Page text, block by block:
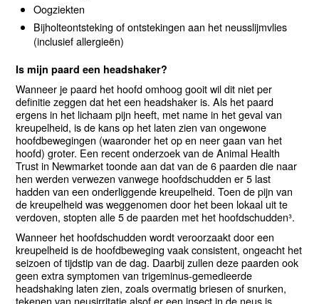
Oogziekten
Bijholteontsteking of ontstekingen aan het neusslijmvlies
(inclusief allergieën)
Is mijn paard een headshaker?
Wanneer je paard het hoofd omhoog gooit wil dit niet per
definitie zeggen dat het een headshaker is. Als het paard
ergens in het lichaam pijn heeft, met name in het geval van
kreupelheid, is de kans op het laten zien van ongewone
hoofdbewegingen (waaronder het op en neer gaan van het
hoofd) groter. Een recent onderzoek van de Animal Health
Trust in Newmarket toonde aan dat van de 6 paarden die naar
hen werden verwezen vanwege hoofdschudden er 5 last
hadden van een onderliggende kreupelheid. Toen de pijn van
de kreupelheid was weggenomen door het been lokaal uit te
verdoven, stopten alle 5 de paarden met het hoofdschudden³.
Wanneer het hoofdschudden wordt veroorzaakt door een
kreupelheid is de hoofdbeweging vaak consistent, ongeacht het
seizoen of tijdstip van de dag. Daarbij zullen deze paarden ook
geen extra symptomen van trigeminus-gemedieerde
headshaking laten zien, zoals overmatig briesen of snurken,
tekenen van neusirritatie alsof er een insect in de neus is